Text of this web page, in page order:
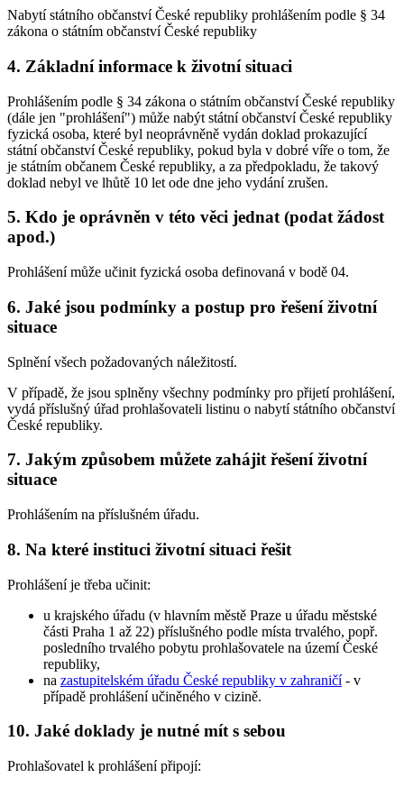
Nabytí státního občanství České republiky prohlášením podle § 34
zákona o státním občanství České republiky
4. Základní informace k životní situaci
Prohlášením podle § 34 zákona o státním občanství České republiky
(dále jen "prohlášení") může nabýt státní občanství České republiky
fyzická osoba, které byl neoprávněně vydán doklad prokazující
státní občanství České republiky, pokud byla v dobré víře o tom, že
je státním občanem České republiky, a za předpokladu, že takový
doklad nebyl ve lhůtě 10 let ode dne jeho vydání zrušen.
5. Kdo je oprávněn v této věci jednat (podat žádost
apod.)
Prohlášení může učinit fyzická osoba definovaná v bodě 04.
6. Jaké jsou podmínky a postup pro řešení životní
situace
Splnění všech požadovaných náležitostí.
V případě, že jsou splněny všechny podmínky pro přijetí prohlášení,
vydá příslušný úřad prohlašovateli listinu o nabytí státního občanství
České republiky.
7. Jakým způsobem můžete zahájit řešení životní
situace
Prohlášením na příslušném úřadu.
8. Na které instituci životní situaci řešit
Prohlášení je třeba učinit:
u krajského úřadu (v hlavním městě Praze u úřadu městské
části Praha 1 až 22) příslušného podle místa trvalého, popř.
posledního trvalého pobytu prohlašovatele na území České
republiky,
na zastupitelském úřadu České republiky v zahraničí- v
případě prohlášení učiněného v cizině.
10. Jaké doklady je nutné mít s sebou
Prohlašovatel k prohlášení připojí: